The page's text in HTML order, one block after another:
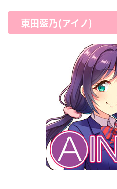
東田藍乃(アイノ)